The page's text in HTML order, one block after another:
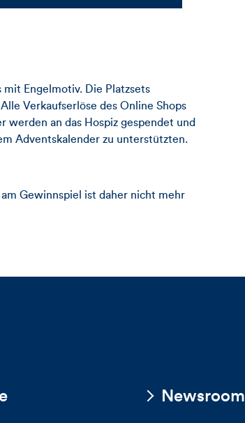
Engelmotiv. Die Platzsets
Verkaufserlöse des Online Shops
werden an das Hospiz gespendet und
Adventskalender zu unterstützten.
Gewinnspiel ist daher nicht mehr
Newsroom